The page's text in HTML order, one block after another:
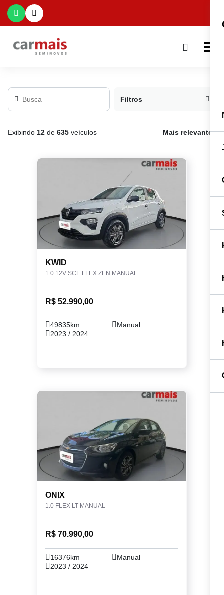
Filtros
Exibindo 12 de 635 veículos Mais relevante
KWID
1.0 12V SCE FLEX ZEN MANUAL
R$ 52.990,00
49835km
Manual
2023 / 2024
ONIX
1.0 FLEX LT MANUAL
R$ 70.990,00
16376km
Manual
2023 / 2024